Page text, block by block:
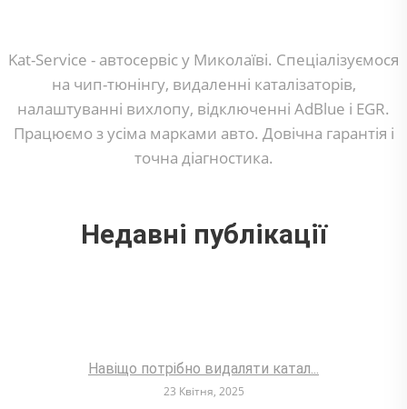
Kat-Service - автосервіс у Миколаїві. Спеціалізуємося
на чип-тюнінгу, видаленні каталізаторів,
налаштуванні вихлопу, відключенні AdBlue і EGR.
Працюємо з усіма марками авто. Довічна гарантія і
точна діагностика.
Недавні публікації
Навіщо потрібно видаляти катал...
23 Квітня, 2025